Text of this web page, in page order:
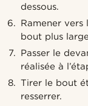
dessous.
Ramener vers
bout plus
Passer le
réalisée à
Tirer le bout
resserrer.